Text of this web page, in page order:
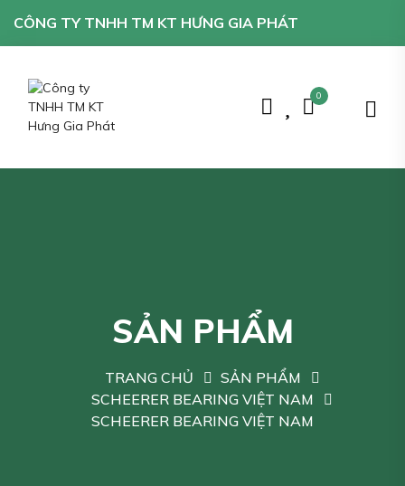
CÔNG TY TNHH TM KT HƯNG GIA PHÁT
0
SẢN PHẨM
TRANG CHỦ
SẢN PHẨM
SCHEERER BEARING VIỆT NAM
SCHEERER BEARING VIỆT NAM